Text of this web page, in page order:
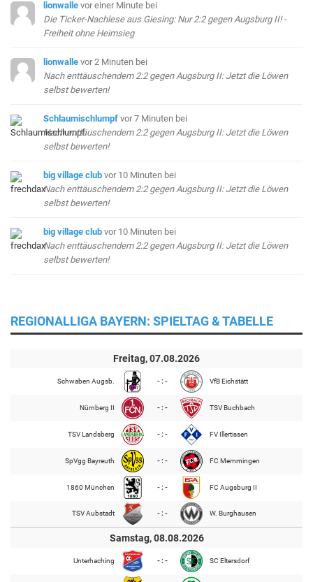
lionwalle vor einer Minute bei
Die Ticker-Nachlese aus Giesing: Nur 2:2 gegen Augsburg II! -
Freiheit ohne Heimsieg
lionwalle vor 2 Minuten bei
Nach enttäuschendem 2:2 gegen Augsburg II: Jetzt die Löwen
selbst bewerten!
Schlaumischlumpf vor 7 Minuten bei
Nach enttäuschendem 2:2 gegen Augsburg II: Jetzt die Löwen
selbst bewerten!
big village club vor 10 Minuten bei
Nach enttäuschendem 2:2 gegen Augsburg II: Jetzt die Löwen
selbst bewerten!
big village club vor 10 Minuten bei
Nach enttäuschendem 2:2 gegen Augsburg II: Jetzt die Löwen
selbst bewerten!
REGIONALLIGA BAYERN: SPIELTAG & TABELLE
Freitag, 07.08.2026
Schwaben Augsb. - : - VfB Eichstätt
Nürnberg II - : - TSV Buchbach
TSV Landsberg - : - FV Illertissen
SpVgg Bayreuth - : - FC Memmingen
1860 München - : - FC Augsburg II
TSV Aubstadt - : - W. Burghausen
Samstag, 08.08.2026
Unterhaching - : - SC Eltersdorf